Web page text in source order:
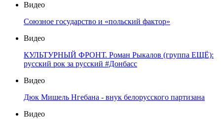
Видео
Союзное государство и «польский фактор»
Видео
КУЛЬТУРНЫЙ ФРОНТ. Роман Рыкалов (группа ЕЩЁ):
русский рок за русский #Донбасс
Видео
Дюк Мишель Нгебана - внук белорусского партизана
Видео